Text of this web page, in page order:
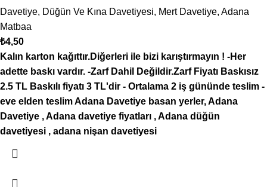
Davetiye, Düğün Ve Kına Davetiyesi, Mert Davetiye, Adana
Matbaa
₺4,50
Kalın karton kağıttır.Diğerleri ile bizi karıştırmayın ! -Her
adette baskı vardır. -Zarf Dahil Değildir.Zarf Fiyatı Baskısız
2.5 TL Baskılı fiyatı 3 TL'dir - Ortalama 2 iş gününde teslim -
eve elden teslim Adana Davetiye basan yerler, Adana
Davetiye , Adana davetiye fiyatları , Adana düğün
davetiyesi , adana nişan davetiyesi